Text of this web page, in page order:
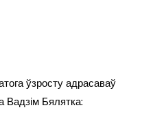
ўзросту адрасаваў
Вадзім Бялятка: